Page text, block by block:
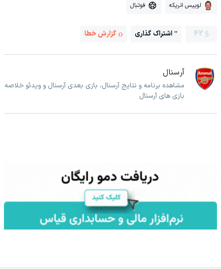
لوییس انریکه فوتبال
42 اشتراک گذاری گزارش خطا
آرسنال
مشاهده برنامه و نتایج آرسنال، بازی بعدی آرسنال و ویدئو خلاصه
بازی های آرسنال